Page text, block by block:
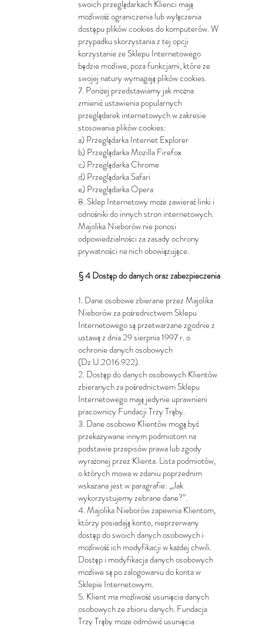
swoich przeglądarkach Klienci mają
możliwość ograniczenia lub wyłączenia
dostępu plików cookies do komputerów. W
przypadku skorzystania z tej opcji
korzystanie ze Sklepu Internetowego
będzie możliwe, poza funkcjami, które ze
swojej natury wymagają plików cookies.
7. Poniżej przedstawiamy jak można
zmienić ustawienia popularnych
przeglądarek internetowych w zakresie
stosowania plików cookies:
a) Przeglądarka Internet Explorer
b) Przeglądarka Mozilla Firefox
c) Przeglądarka Chrome
d) Przeglądarka Safari
e) Przeglądarka Opera
8. Sklep Internetowy może zawierać linki i
odnośniki do innych stron internetowych.
Majolika Nieborów nie ponosi
odpowiedzialności za zasady ochrony
prywatności na nich obowiązujące.
§ 4 Dostęp do danych oraz zabezpieczenia
1. Dane osobowe zbierane przez Majolika
Nieborów za pośrednictwem Sklepu
Internetowego są przetwarzane zgodnie z
ustawą z dnia 29 sierpnia 1997 r. o
ochronie danych osobowych
(Dz.U.2016.922).
2. Dostęp do danych osobowych Klientów
zbieranych za pośrednictwem Sklepu
Internetowego mają jedynie uprawnieni
pracownicy Fundacji Trzy Trąby.
3. Dane osobowe Klientów mogą być
przekazywane innym podmiotom na
podstawie przepisów prawa lub zgody
wyrażonej przez Klienta. Lista podmiotów,
o których mowa w zdaniu poprzednim
wskazana jest w paragrafie: „Jak
wykorzystujemy zebrane dane?”.
4. Majolika Nieborów zapewnia Klientom,
którzy posiadają konto, nieprzerwany
dostęp do swoich danych osobowych i
możliwość ich modyfikacji w każdej chwili.
Dostęp i modyfikacja danych osobowych
możliwe są po zalogowaniu do konta w
Sklepie Internetowym.
5. Klient ma możliwość usunięcia danych
osobowych ze zbioru danych. Fundacja
Trzy Trąby może odmówić usunięcia